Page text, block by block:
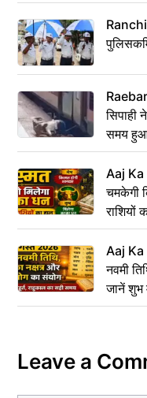
Ranchi
सिपाही
समय हुआ
Aaj
चमकेगी
राशियों
Aaj
नवमी
जानें शुभ
Leave a